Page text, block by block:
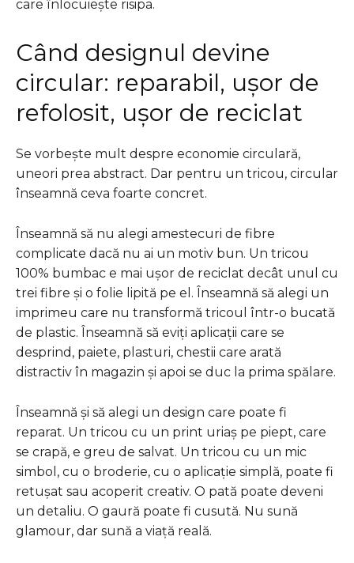
care înlocuiește risipa.
Când designul devine
circular: reparabil, ușor de
refolosit, ușor de reciclat
Se vorbește mult despre economie circulară,
uneori prea abstract. Dar pentru un tricou, circular
înseamnă ceva foarte concret.
Înseamnă să nu alegi amestecuri de fibre
complicate dacă nu ai un motiv bun. Un tricou
100% bumbac e mai ușor de reciclat decât unul cu
trei fibre și o folie lipită pe el. Înseamnă să alegi un
imprimeu care nu transformă tricoul într-o bucată
de plastic. Înseamnă să eviți aplicații care se
desprind, paiete, plasturi, chestii care arată
distractiv în magazin și apoi se duc la prima spălare.
Înseamnă și să alegi un design care poate fi
reparat. Un tricou cu un print uriaș pe piept, care
se crapă, e greu de salvat. Un tricou cu un mic
simbol, cu o broderie, cu o aplicație simplă, poate fi
retușat sau acoperit creativ. O pată poate deveni
un detaliu. O gaură poate fi cusută. Nu sună
glamour, dar sună a viață reală.